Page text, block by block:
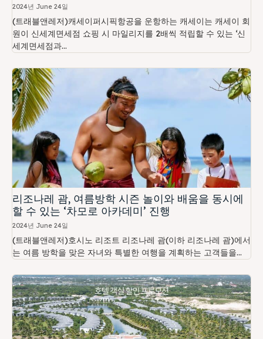
2024년 June 24일
(트래블앤레저)캐세이퍼시픽항공을 운항하는 캐세이는 캐세이 회
원이 신세계면세점 쇼핑 시 마일리지를 2배씩 적립할 수 있는 ‘신
세계면세점과...
리조나레 괌, 여름방학 시즌 놀이와 배움을 동시에
할 수 있는 ‘차모로 아카데미’ 진행
2024년 June 24일
(트래블앤레저)호시노 리조트 리조나레 괌(이하 리조나레 괌)에서
는 여름 방학을 맞은 자녀와 특별한 여행을 계획하는 고객들을...